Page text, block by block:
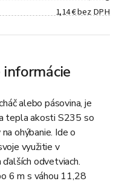
1,14 € bez DPH
informácie
alebo pásovina, je
tepla akosti S235 so
ohýbanie. Ide o
využitie v
odvetviach.
6 m s váhou 11,28